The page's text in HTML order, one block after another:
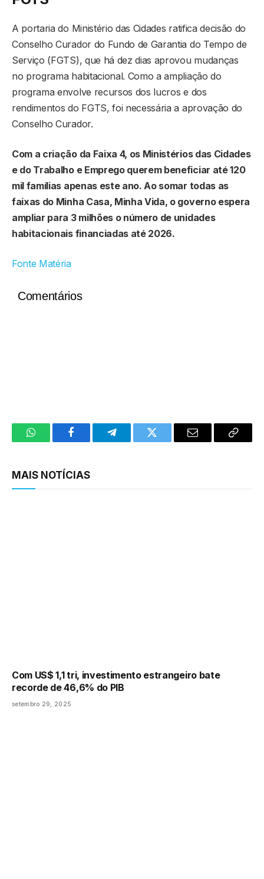
A portaria do Ministério das Cidades ratifica decisão do
Conselho Curador do Fundo de Garantia do Tempo de
Serviço (FGTS), que há dez dias aprovou mudanças
no programa habitacional. Como a ampliação do
programa envolve recursos dos lucros e dos
rendimentos do FGTS, foi necessária a aprovação do
Conselho Curador.
Com a criação da Faixa 4, os Ministérios das Cidades
e do Trabalho e Emprego querem beneficiar até 120
mil famílias apenas este ano. Ao somar todas as
faixas do Minha Casa, Minha Vida, o governo espera
ampliar para 3 milhões o número de unidades
habitacionais financiadas até 2026.
Fonte Matéria
Comentários
WhatsAppFacebookTelegramTwitter Email
Copy
MAIS NOTÍCIAS
Com US$ 1,1 tri, investimento estrangeiro bate
recorde de 46,6% do PIB
setembro 29, 2025